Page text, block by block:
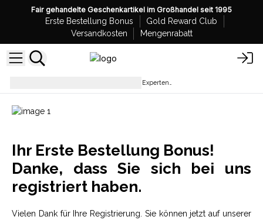
Fair gehandelte Geschenkartikel im Großhandel seit 1995
Erste Bestellung Bonus
Gold Reward Club
Versandkosten
Mengenrabatt
Willkommensbonus AW Artisan - Experten im Großhandel
Ihr Erste Bestellung Bonus!
Danke, dass Sie sich bei uns
registriert haben.
Vielen Dank für Ihre Registrierung. Sie können jetzt auf unserer